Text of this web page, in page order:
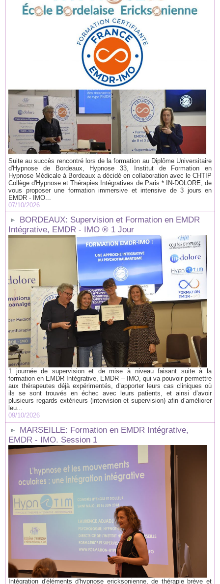
Suite au succès rencontré lors de la formation au Diplôme Universitaire
d'Hypnose de Bordeaux, Hypnose 33, Institut de Formation en
Hypnose Médicale à Bordeaux a décidé en collaboration avec le CHTIP
Collège d'Hypnose et Thérapies Intégratives de Paris * IN-DOLORE, de
vous proposer une formation immersive et intensive de 3 jours en
EMDR - IMO...
07/10/2026
BORDEAUX: Supervision et Formation en EMDR
Intégrative, EMDR - IMO ® 1 Jour
1 journée de supervision et de mise à niveau faisant suite à la
formation en EMDR Intégrative, EMDR – IMO, qui va pouvoir permettre
aux thérapeutes déjà expérimentés, d’apporter leurs cas cliniques où
ils se sont trouvés en échec avec leurs patients, et ainsi d’avoir
plusieurs regards extérieurs (intervision et supervision) afin d’améliorer
leu...
09/10/2026
MARSEILLE: Formation en EMDR Intégrative,
EMDR - IMO. Session 1
Intégration d'éléments d'hypnose ericksonienne, de thérapie brève et